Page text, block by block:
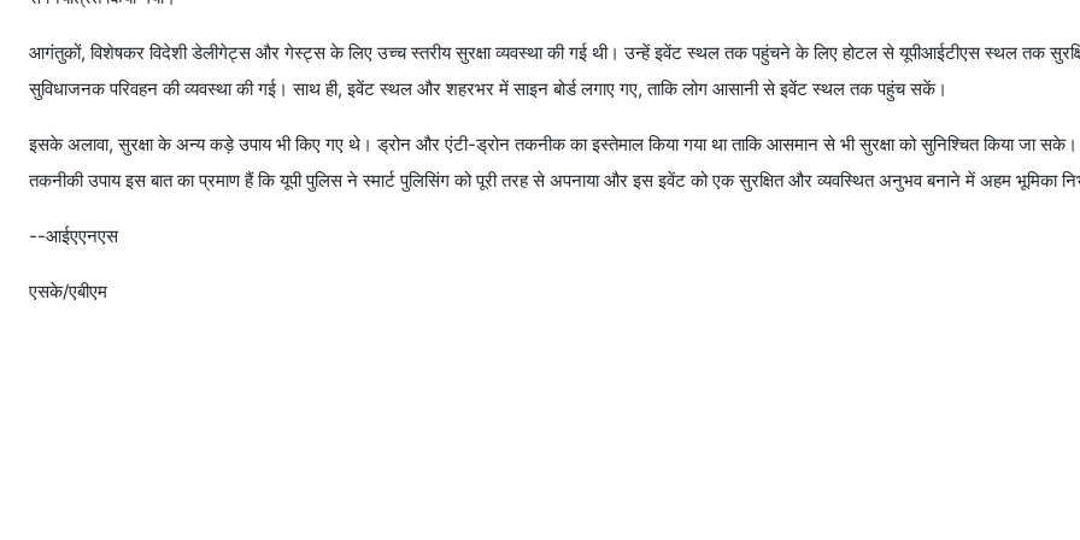
आगंतुकों, विशेषकर विदेशी डेलीगेट्स और गेस्ट्स के लिए उच्च स्तरीय सुरक्षा व्यवस्था की गई थी। उन्हें इवेंट स्थल तक पहुंचने के लिए होटल से यूपीआईटीएस स्थल तक
सुविधाजनक परिवहन की व्यवस्था की गई। साथ ही, इवेंट स्थल और शहरभर में साइन बोर्ड लगाए गए, ताकि लोग आसानी से इवेंट स्थल तक पहुंच सकें।
इसके अलावा, सुरक्षा के अन्य कड़े उपाय भी किए गए थे। ड्रोन और एंटी-ड्रोन तकनीक का इस्तेमाल किया गया था ताकि आसमान से भी सुरक्षा को सुनिश्चित किया जा
तकनीकी उपाय इस बात का प्रमाण हैं कि यूपी पुलिस ने स्मार्ट पुलिसिंग को पूरी तरह से अपनाया और इस इवेंट को एक सुरक्षित और व्यवस्थित अनुभव बनाने में अहम भूमिका
--आईएएनएस
एसके/एबीएम